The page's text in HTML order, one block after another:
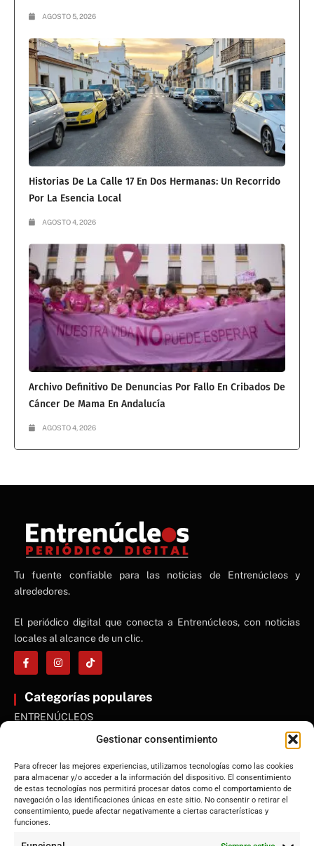
Gestionar consentimiento
Para ofrecer las mejores experiencias, utilizamos tecnologías como las cookies
para almacenar y/o acceder a la información del dispositivo. El consentimiento
de estas tecnologías nos permitirá procesar datos como el comportamiento de
navegación o las identificaciones únicas en este sitio. No consentir o retirar el
consentimiento, puede afectar negativamente a ciertas características y
funciones.
AGOSTO 5, 2026
Historias De La Calle 17 En Dos Hermanas: Un Recorrido
Por La Esencia Local
AGOSTO 4, 2026
Archivo Definitivo De Denuncias Por Fallo En Cribados De
Cáncer De Mama En Andalucía
AGOSTO 4, 2026
NE
NEWS ELEMENTOR
Tu fuente confiable para las noticias de Entrenúcleos y
alrededores.
El periódico digital que conecta a Entrenúcleos, con noticias
locales al alcance de un clic.
Categorías populares
ENTRENÚCLEOS
Andalucía
Internacional
Tecnología